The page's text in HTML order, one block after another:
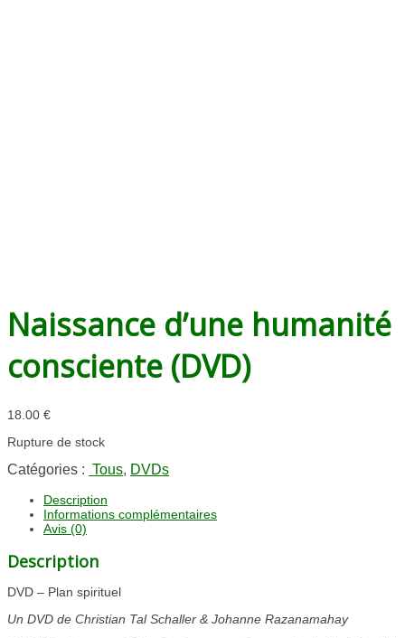
Naissance d’une humanité
consciente (DVD)
18.00 €
Rupture de stock
Catégories : Tous, DVDs
Description
Informations complémentaires
Avis (0)
Description
DVD – Plan spirituel
Un DVD de Christian Tal Schaller & Johanne Razanamahay